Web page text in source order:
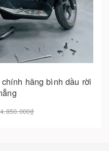
hãng bình dầu rời
4.850.000₫
hàng